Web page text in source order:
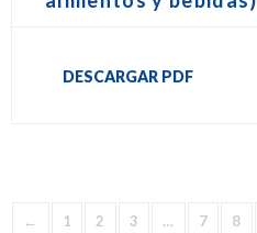
DESCARGAR PDF
← 1 2 3 … 7 8